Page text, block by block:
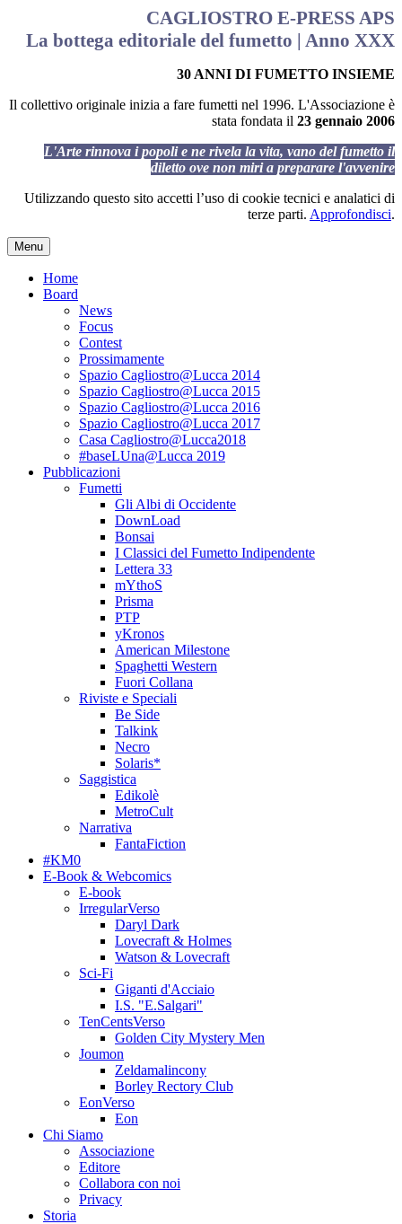
CAGLIOSTRO E-PRESS APS
La bottega editoriale del fumetto | Anno XXX
30 ANNI DI FUMETTO INSIEME
Il collettivo originale inizia a fare fumetti nel 1996. L'Associazione è
stata fondata il 23 gennaio 2006
L'Arte rinnova i popoli e ne rivela la vita, vano del fumetto il
diletto ove non miri a preparare l'avvenire
Utilizzando questo sito accetti l’uso di cookie tecnici e analatici di
terze parti. Approfondisci.
Menu
Home
Board
News
Focus
Contest
Prossimamente
Spazio Cagliostro@Lucca 2014
Spazio Cagliostro@Lucca 2015
Spazio Cagliostro@Lucca 2016
Spazio Cagliostro@Lucca 2017
Casa Cagliostro@Lucca2018
#baseLUna@Lucca 2019
Pubblicazioni
Fumetti
Gli Albi di Occidente
DownLoad
Bonsai
I Classici del Fumetto Indipendente
Lettera 33
mYthoS
Prisma
PTP
yKronos
American Milestone
Spaghetti Western
Fuori Collana
Riviste e Speciali
Be Side
Talkink
Necro
Solaris*
Saggistica
Edikolè
MetroCult
Narrativa
FantaFiction
#KM0
E-Book & Webcomics
E-book
IrregularVerso
Daryl Dark
Lovecraft & Holmes
Watson & Lovecraft
Sci-Fi
Giganti d'Acciaio
I.S. "E.Salgari"
TenCentsVerso
Golden City Mystery Men
Joumon
Zeldamalincony
Borley Rectory Club
EonVerso
Eon
Chi Siamo
Associazione
Editore
Collabora con noi
Privacy
Storia